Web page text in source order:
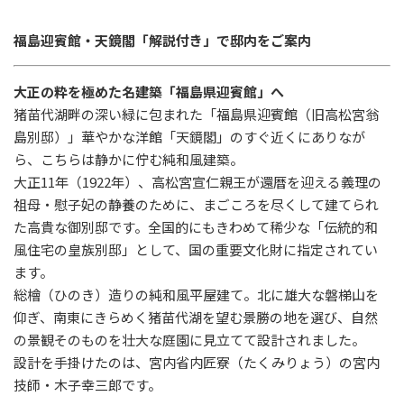
福島迎賓館・天鏡閣「解説付き」で邸内をご案内
大正の粋を極めた名建築「福島県迎賓館」へ
猪苗代湖畔の深い緑に包まれた「福島県迎賓館（旧高松宮翁
島別邸）」華やかな洋館「天鏡閣」のすぐ近くにありなが
ら、こちらは静かに佇む純和風建築。
大正11年（1922年）、高松宮宣仁親王が還暦を迎える義理の
祖母・慰子妃の静養のために、まごころを尽くして建てられ
た高貴な御別邸です。全国的にもきわめて稀少な「伝統的和
風住宅の皇族別邸」として、国の重要文化財に指定されてい
ます。
総檜（ひのき）造りの純和風平屋建て。北に雄大な磐梯山を
仰ぎ、南東にきらめく猪苗代湖を望む景勝の地を選び、自然
の景観そのものを壮大な庭園に見立てて設計されました。
設計を手掛けたのは、宮内省内匠寮（たくみりょう）の宮内
技師・木子幸三郎です。